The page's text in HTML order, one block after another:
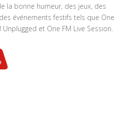
la bonne humeur, des jeux, des
événements festifs tels que One
et One FM Live Session.